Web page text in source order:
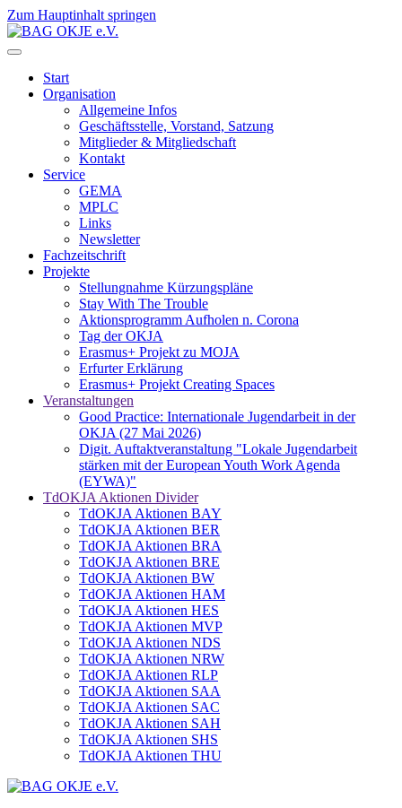
Zum Hauptinhalt springen
Start
Organisation
Allgemeine Infos
Geschäftsstelle, Vorstand, Satzung
Mitglieder & Mitgliedschaft
Kontakt
Service
GEMA
MPLC
Links
Newsletter
Fachzeitschrift
Projekte
Stellungnahme Kürzungspläne
Stay With The Trouble
Aktionsprogramm Aufholen n. Corona
Tag der OKJA
Erasmus+ Projekt zu MOJA
Erfurter Erklärung
Erasmus+ Projekt Creating Spaces
Veranstaltungen
Good Practice: Internationale Jugendarbeit in der
OKJA (27 Mai 2026)
Digit. Auftaktveranstaltung "Lokale Jugendarbeit
stärken mit der European Youth Work Agenda
(EYWA)"
TdOKJA Aktionen Divider
TdOKJA Aktionen BAY
TdOKJA Aktionen BER
TdOKJA Aktionen BRA
TdOKJA Aktionen BRE
TdOKJA Aktionen BW
TdOKJA Aktionen HAM
TdOKJA Aktionen HES
TdOKJA Aktionen MVP
TdOKJA Aktionen NDS
TdOKJA Aktionen NRW
TdOKJA Aktionen RLP
TdOKJA Aktionen SAA
TdOKJA Aktionen SAC
TdOKJA Aktionen SAH
TdOKJA Aktionen SHS
TdOKJA Aktionen THU